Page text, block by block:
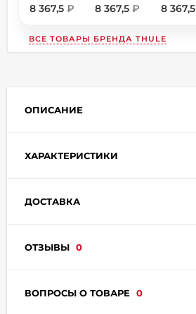
8 367,5 ₽ 8 367,5₽ 8 367,5
ВСЕ ТОВАРЫ БРЕНДА THULE
ОПИСАНИЕ
ХАРАКТЕРИСТИКИ
ДОСТАВКА
ОТЗЫВЫ 0
ВОПРОСЫ О ТОВАРЕ 0
раз в 2 недели